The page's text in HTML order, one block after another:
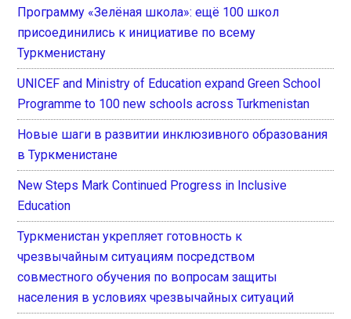
Программу «Зелёная школа»: ещё 100 школ
присоединились к инициативе по всему
Туркменистану
UNICEF and Ministry of Education expand Green School
Programme to 100 new schools across Turkmenistan
Новые шаги в развитии инклюзивного образования
в Туркменистане
New Steps Mark Continued Progress in Inclusive
Education
Туркменистан укрепляет готовность к
чрезвычайным ситуациям посредством
совместного обучения по вопросам защиты
населения в условиях чрезвычайных ситуаций